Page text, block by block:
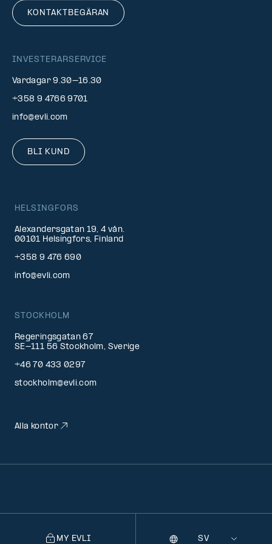
KONTAKTBEGÄRAN
INVESTERARSERVICE
Vardagar 9.30–16.30
+358 9 4766 9701
info@evli.com
BLI KUND
HELSINGFORS
Alexandersgatan 19, 4 vån.
00101 Helsingfors, Finland
+358 9 476 690
info@evli.com
STOCKHOLM
Regeringsgatan 67
SE-111 56 Stockholm, Sverige
+46 70 433 0297
stockholm@evli.com
Alla kontor
MY EVLI Språk